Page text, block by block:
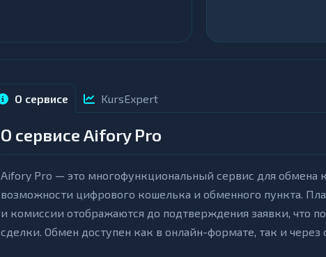
О сервисе KursExpert
О сервисе Aifory Pro
Aifory Pro — это многофункциональный сервис для обмена
возможности цифрового кошелька и обменного пункта.
и комиссии отображаются до подтверждения заявки, что
сделки. Обмен доступен как в онлайн-формате, так и